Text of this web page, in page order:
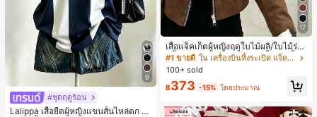
9
#ชุดฤดูร้อน
Lalippa เสื้อยืดผู้หญิงแขนสั้นไหล่ตก ค
17
เสื้อแจ็คเก็ตผู้หญิงฤดูใบไม้ผลิ/ใบไม้ร่วง
สีพื้น หนังเทียม สไตล์ปกคอเสื้อ ซิปขึ้น
แขนยาว สไตล์ลำลอง วิทยาลัย สนามบิ
น เสื้อนอก สีน้ำตาล สไตล์สบายๆ ฤดูใบ
ไม้ร่วง
#1 ขายดี
ใน เครื่องบินทิ้งระเบิด แจ็คเก็ตผู้หญิง
100+ sold
฿373 -15% โดยประมาณ